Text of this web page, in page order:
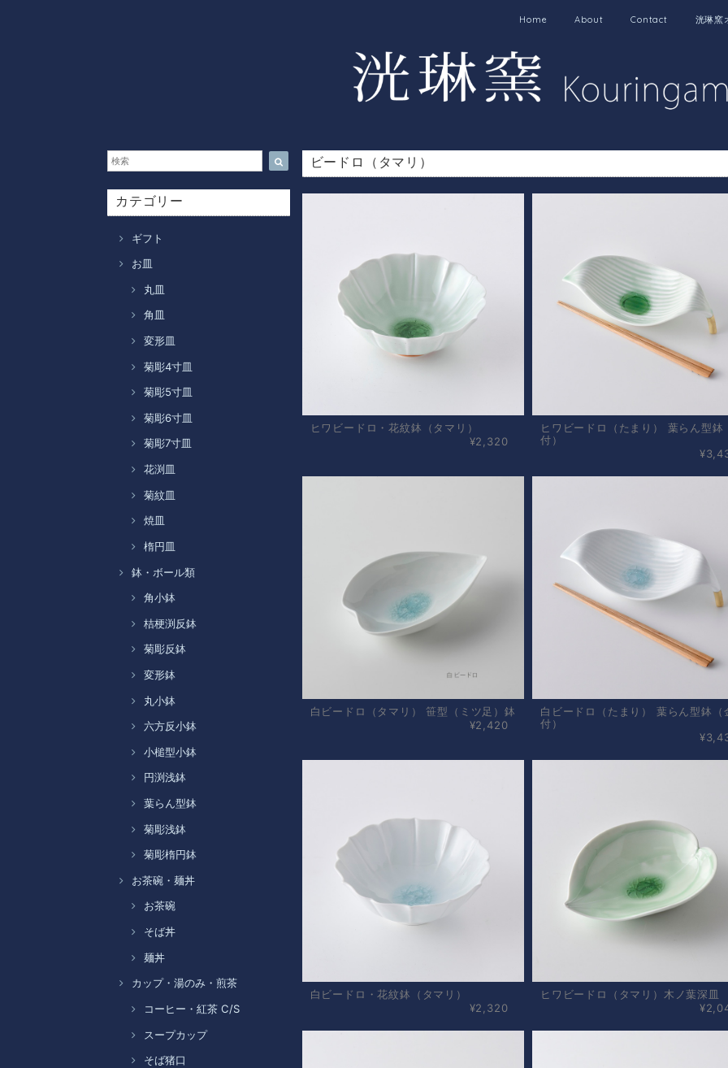
Home About Contact 洸琳窯
カテゴリー
ギフト
お皿
丸皿
角皿
変形皿
菊彫4寸皿
菊彫5寸皿
菊彫6寸皿
菊彫7寸皿
花渕皿
菊紋皿
焼皿
楕円皿
鉢・ボール類
角小鉢
桔梗渕反鉢
菊彫反鉢
変形鉢
丸小鉢
六方反小鉢
小槌型小鉢
円渕浅鉢
葉らん型鉢
菊彫浅鉢
菊彫楕円鉢
お茶碗・麺丼
お茶碗
そば丼
麺丼
カップ・湯のみ・煎茶
コーヒー・紅茶 C/S
スープカップ
そば猪口
ビードロ（タマリ）
ヒワビードロ・花紋鉢（タマリ）
¥2,320
ヒワビードロ（たまり） 葉らん型鉢
付）
白ビードロ（タマリ） 笹型（ミツ足）鉢
¥2,420
白ビードロ（たまり） 葉らん型鉢（
付）
白ビードロ・花紋鉢（タマリ）
¥2,320
ヒワビードロ（タマリ）木ノ葉深皿